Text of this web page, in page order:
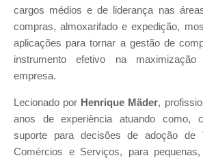
cargos médios e de liderança nas
compras, almoxarifado e expedição,
aplicações para tornar a gestão de
instrumento efetivo na
empresa.
Lecionado por Henrique Mäder,
anos de experiência atuando como,
suporte para decisões de adoção de
Comércios e Serviços, para